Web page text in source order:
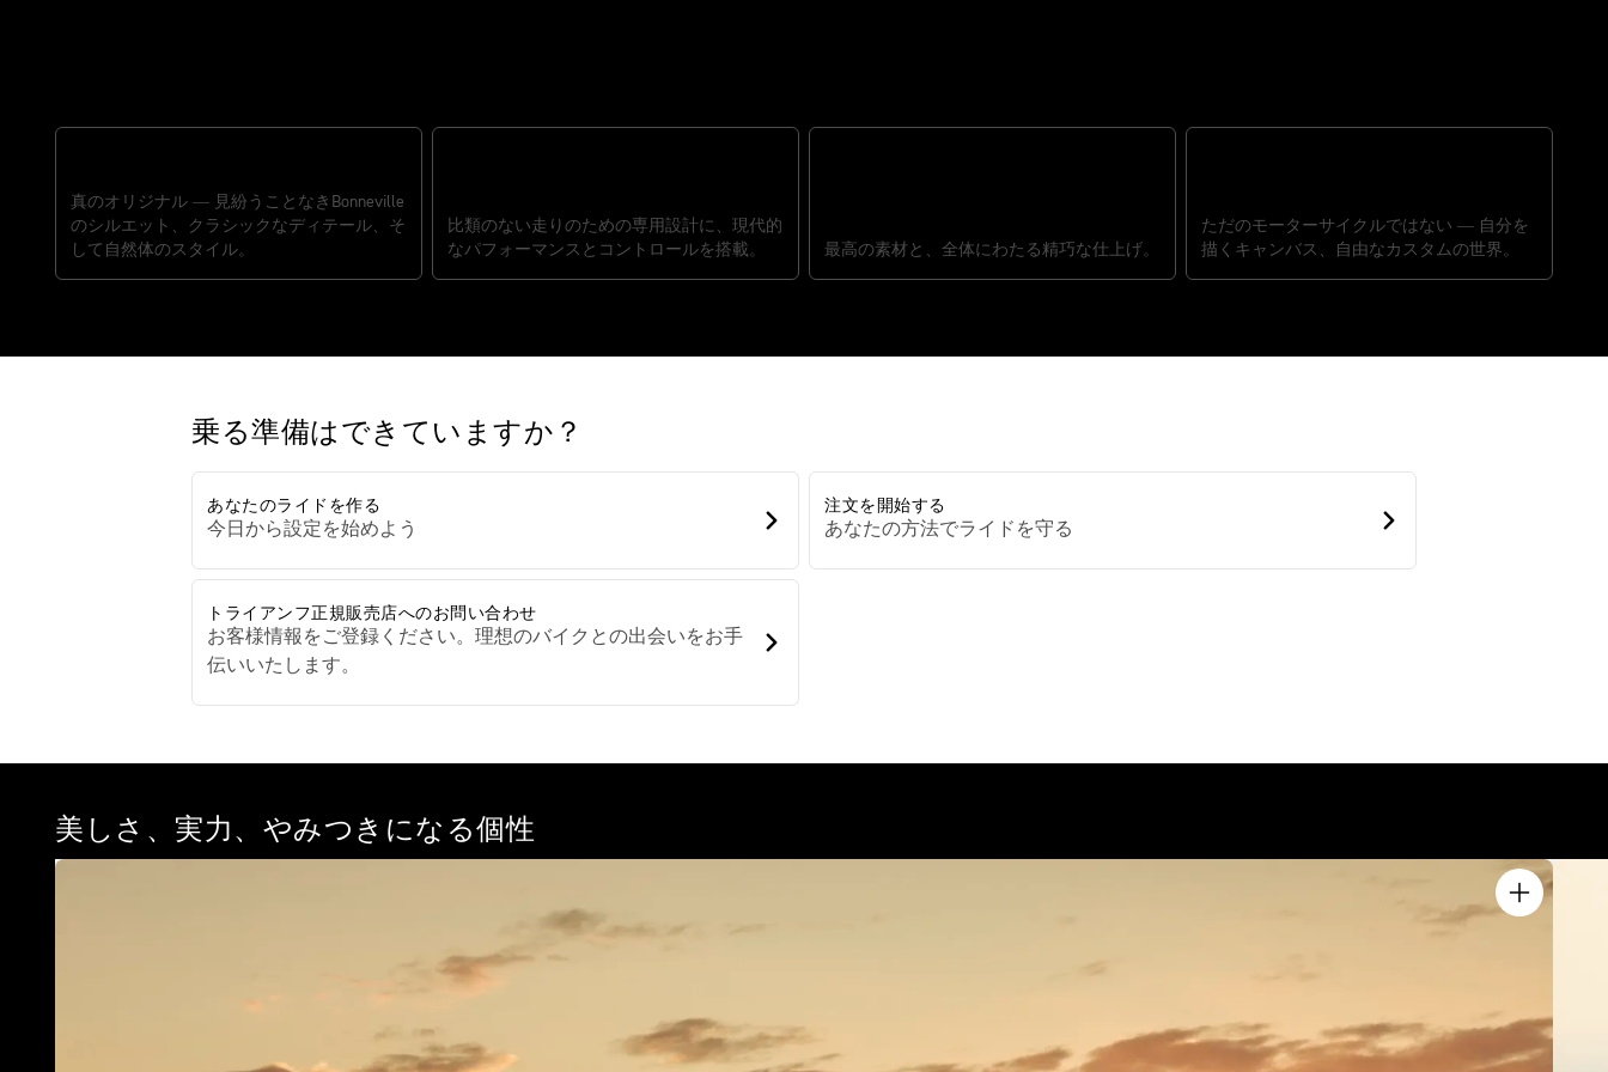
真のオリジナル ― 見紛うことなきBonneville
のシルエット、クラシックなディテール、そ
して自然体のスタイル。
比類のない走りのための専用設計に、現代的
なパフォーマンスとコントロールを搭載。
最高の素材と、全体にわたる精巧な仕上げ。
ただのモーターサイクルではない ― 自分を
描くキャンバス、自由なカスタムの世界。
乗る準備はできていますか？
あなたのライドを作る
今日から設定を始めよう
注文を開始する
あなたの方法でライドを守る
トライアンフ正規販売店へのお問い合わせ
お客様情報をご登録ください。理想のバイクとの出会いをお手
伝いいたします。
美しさ、実力、やみつきになる個性